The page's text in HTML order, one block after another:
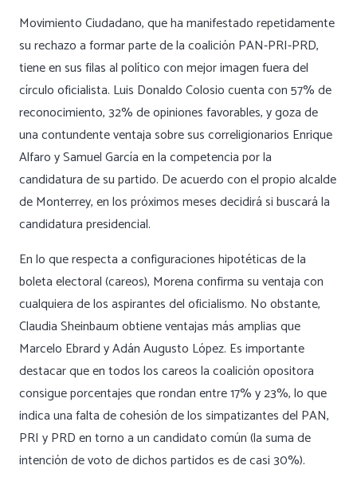
Movimiento Ciudadano, que ha manifestado repetidamente
su rechazo a formar parte de la coalición PAN-PRI-PRD,
tiene en sus filas al político con mejor imagen fuera del
círculo oficialista. Luis Donaldo Colosio cuenta con 57% de
reconocimiento, 32% de opiniones favorables, y goza de
una contundente ventaja sobre sus correligionarios Enrique
Alfaro y Samuel García en la competencia por la
candidatura de su partido. De acuerdo con el propio alcalde
de Monterrey, en los próximos meses decidirá si buscará la
candidatura presidencial.
En lo que respecta a configuraciones hipotéticas de la
boleta electoral (careos), Morena confirma su ventaja con
cualquiera de los aspirantes del oficialismo. No obstante,
Claudia Sheinbaum obtiene ventajas más amplias que
Marcelo Ebrard y Adán Augusto López. Es importante
destacar que en todos los careos la coalición opositora
consigue porcentajes que rondan entre 17% y 23%, lo que
indica una falta de cohesión de los simpatizantes del PAN,
PRI y PRD en torno a un candidato común (la suma de
intención de voto de dichos partidos es de casi 30%).